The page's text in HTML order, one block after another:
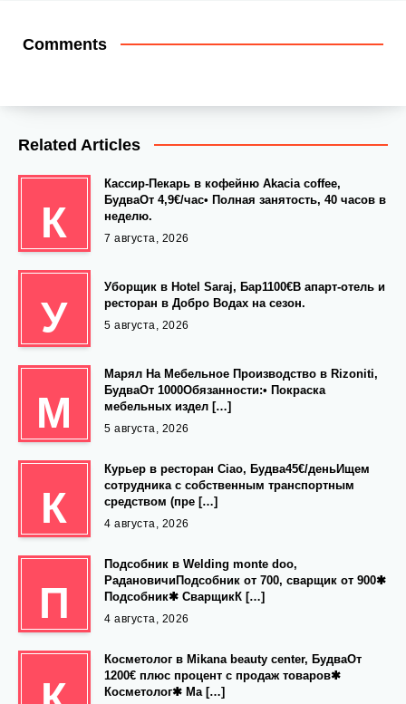
Comments
Related Articles
К
Кассир-Пекарь в кофейню Akacia coffee,
БудваОт 4,9€/час• Полная занятость, 40 часов в
неделю.
7 августа, 2026
У
Уборщик в Hotel Saraj, Бар1100€В апарт-отель и
ресторан в Добро Водах на сезон.
5 августа, 2026
М
Марял На Мебельное Производство в Rizoniti,
БудваОт 1000Обязанности:• Покраска
мебельных издел […]
5 августа, 2026
К
Курьер в ресторан Ciao, Будва45€/деньИщем
сотрудника с собственным транспортным
средством (пре […]
4 августа, 2026
П
Подсобник в Welding monte doo,
РадановичиПодсобник от 700, сварщик от 900✱
Подсобник✱ СварщикК […]
4 августа, 2026
Косметолог в Mikana beauty center, БудваОт
1200€ плюс процент с продаж товаров✱
Косметолог✱ Ма […]